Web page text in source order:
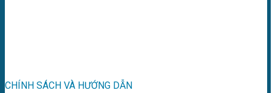
CHÍNH SÁCH VÀ HƯỚNG DẪN